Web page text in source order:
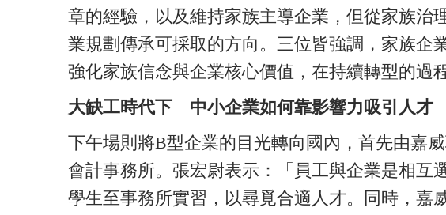
章的經驗，以及維持家族主導企業，但從家族治
業規劃傳承可採取的方向。三位皆強調，家族企
強化家族信念與企業核心價值，在持續轉型的過
大缺工時代下 中小企業如何靠影響力吸引人才
下午場則將B型企業的目光轉向國內，首先由嘉
會計事務所。張宏尉表示：「員工與企業是相互
學生至事務所實習，以尋覓合適人才。同時，嘉